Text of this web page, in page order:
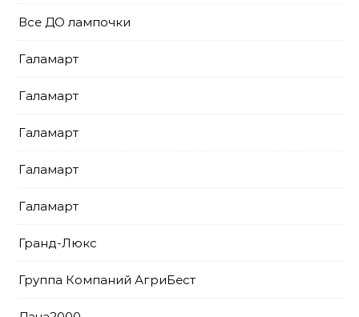
Все ДО лампочки
Галамарт
Галамарт
Галамарт
Галамарт
Галамарт
Гранд-Люкс
Группа Компаний АгриБест